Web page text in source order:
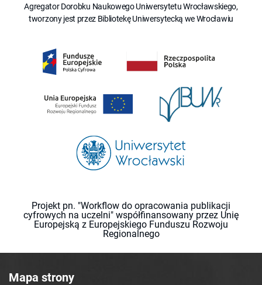
Agregator Dorobku Naukowego Uniwersytetu Wrocławskiego,
tworzony jest przez Bibliotekę Uniwersytecką we Wrocławiu
Projekt pn. "Workflow do opracowania publikacji
cyfrowych na uczelni" współfinansowany przez Unię
Europejską z Europejskiego Funduszu Rozwoju
Regionalnego
Mapa strony